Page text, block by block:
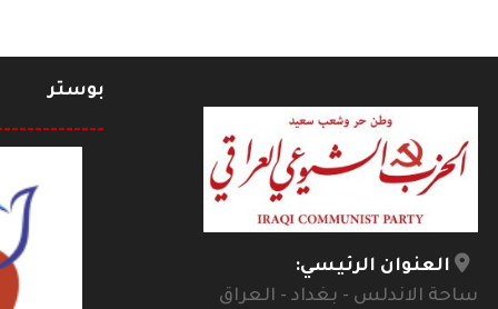
العنوان الرئيسي:
ساحة الاندلس - بغداد - العراق
بوستر